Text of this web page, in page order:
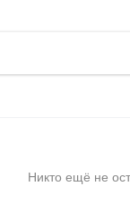
Никто ещё не